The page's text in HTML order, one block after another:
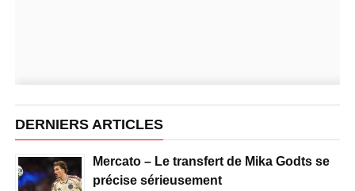
DERNIERS ARTICLES
Mercato – Le transfert de Mika Godts se
précise sérieusement